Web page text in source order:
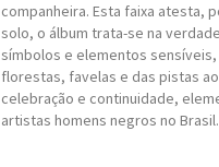
companheira. Esta faixa atesta,
solo, o álbum trata-se na
símbolos e elementos
florestas, favelas e das pistas
celebração e continuidade,
artistas homens negros no Brasil.